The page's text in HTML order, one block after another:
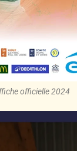
officielle 2024